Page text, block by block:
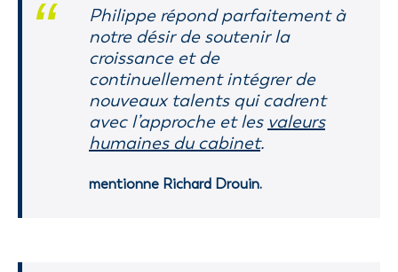
Philippe répond parfaitement à
notre désir de soutenir la
croissance et de
continuellement intégrer de
nouveaux talents qui cadrent
avec l’approche et les valeurs
humaines du cabinet.
mentionne Richard Drouin.